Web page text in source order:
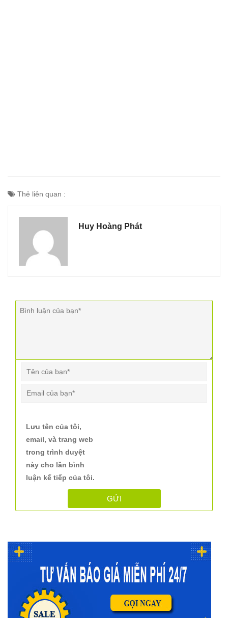
Thẻ liên quan :
Huy Hoàng Phát
Lưu tên của tôi,
email, và trang web
trong trình duyệt
này cho lần bình
luận kế tiếp của tôi.